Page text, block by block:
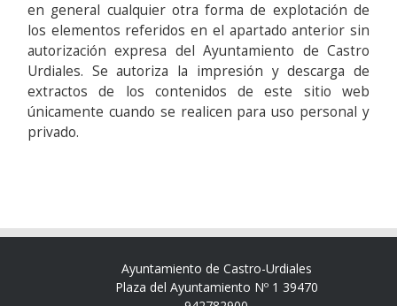
en general cualquier otra forma de explotación de
los elementos referidos en el apartado anterior sin
autorización expresa del Ayuntamiento de Castro
Urdiales. Se autoriza la impresión y descarga de
extractos de los contenidos de este sitio web
únicamente cuando se realicen para uso personal y
privado.
Ayuntamiento de Castro-Urdiales
Plaza del Ayuntamiento Nº 1 39470